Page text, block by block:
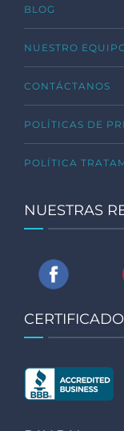
BLOG
NUESTRO
CONTÁCTANOS
POLÍTICAS DE
POLÍTICA
NUESTRAS
CERTIFICADO